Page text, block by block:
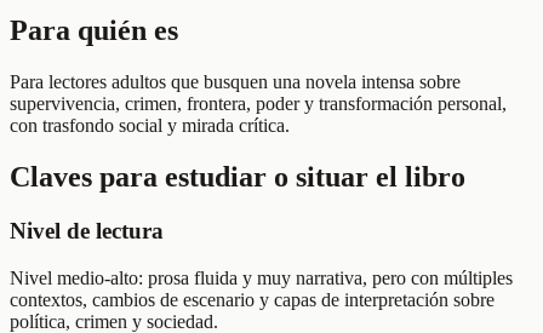
Para quién es
Para lectores adultos que busquen una novela intensa sobre
supervivencia, crimen, frontera, poder y transformación personal,
con trasfondo social y mirada crítica.
Claves para estudiar o situar el libro
Nivel de lectura
Nivel medio-alto: prosa fluida y muy narrativa, pero con múltiples
contextos, cambios de escenario y capas de interpretación sobre
política, crimen y sociedad.